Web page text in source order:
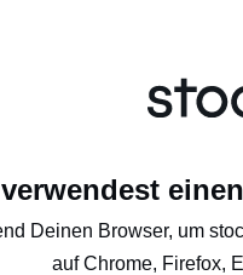
Deinen Browser, um
auf Chrome, Firefox,